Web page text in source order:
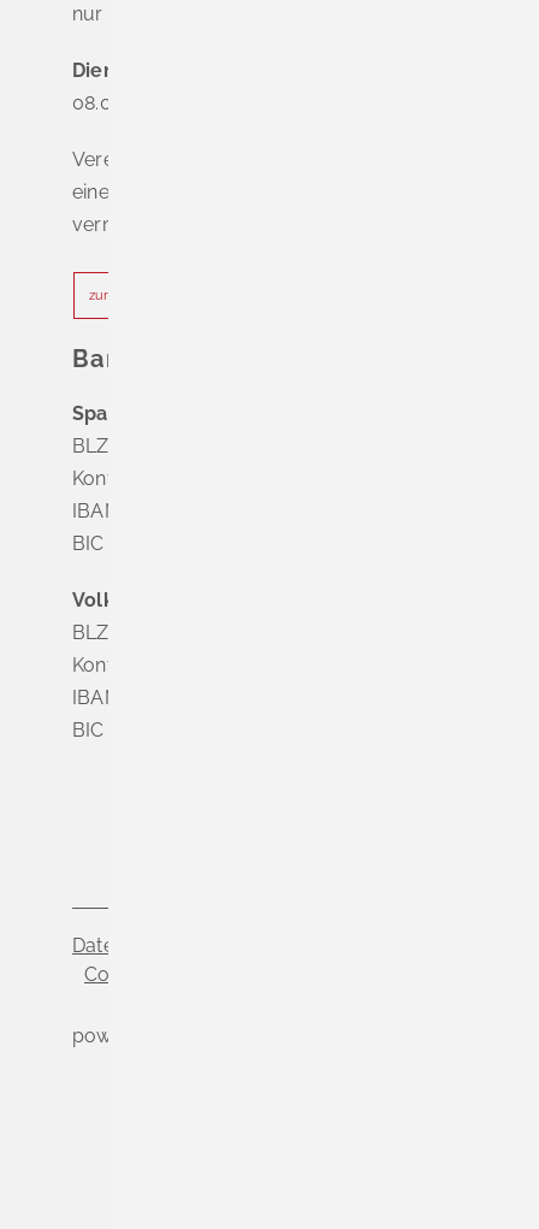
nur nach Terminvereinbarung
Dienstag - Freitag
08.00 - 12.00 Uhr
Vereinbaren Sie online oder telefonisch
einen Termin, um Wartezeiten zu
vermeiden.
zur Terminvereinbarung
Bankverbindung
Sparkasse Markgräflerland Müllheim
BLZ 683 518 65
Konto Nr. 8 028 524
IBAN DE63 6835 1865 0008 0285 24
BIC SOLADES1MGL
Volksbank Dreiländereck
BLZ 683 900 00
Konto Nr. 3 500 004
IBAN DE56 6839 0000 0003 5000 04
BIC VOLODE66
Datenschutz
Cookie-Einstellungen
powered by